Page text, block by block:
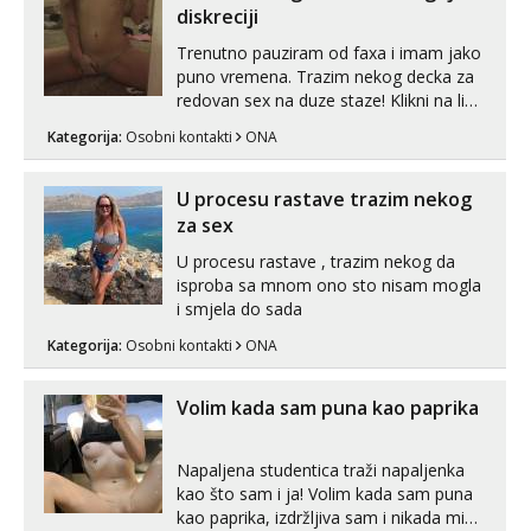
samostojeće itd. Nudim svakakva videa
seksa, puš...
diskreciji
Trenutno pauziram od faxa i imam jako
puno vremena. Trazim nekog decka za
redovan sex na duze staze! Klikni na link
Kategorija: Osobni kontakti ONA
U procesu rastave trazim nekog
za sex
U procesu rastave , trazim nekog da
isproba sa mnom ono sto nisam mogla
i smjela do sada
Kategorija: Osobni kontakti ONA
Volim kada sam puna kao paprika
Napaljena studentica traži napaljenka
kao što sam i ja! Volim kada sam puna
kao paprika, izdržljiva sam i nikada mi